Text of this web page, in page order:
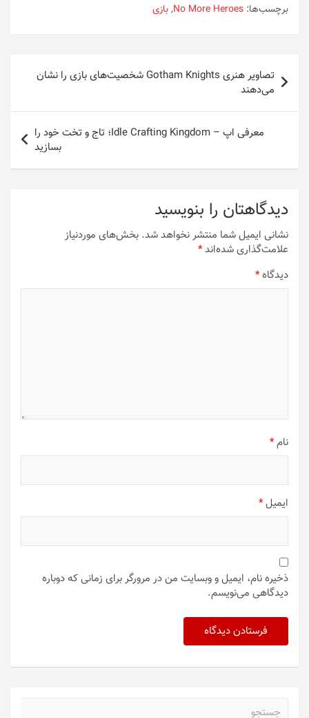
برچسب‌ها: No More Heroes
,بازی
راهبری
نوشته
تصاویر هنری Gotham Knights شخصیت‌‌های بازی را نشان
می‌دهند
معرفی اپ – Idle Crafting Kingdom؛ تاج و تخت خود را
بسازید
دیدگاهتان را بنویسید
نشانی ایمیل شما منتشر نخواهد شد. بخش‌های موردنیاز
علامت‌گذاری شده‌اند*
دیدگاه*
نام*
ایمیل*
ذخیره نام، ایمیل و وبسایت من در مرورگر برای زمانی که دوباره
دیدگاهی می‌نویسم.